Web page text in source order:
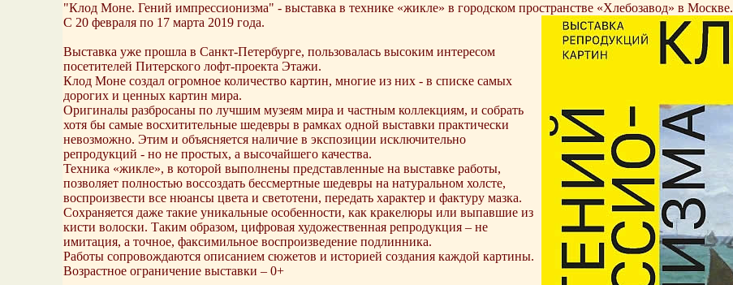
"Клод Моне. Гений импрессионизма" - выставка в технике «жикле» в городском пространстве «Хлебозавод» в Москве.
С 20 февраля по 17 марта 2019 года.
Выставка уже прошла в Санкт-Петербурге, пользовалась высоким интересом
посетителей Питерского лофт-проекта Этажи.
Клод Моне создал огромное количество картин, многие из них - в списке самых
дорогих и ценных картин мира.
Оригиналы разбросаны по лучшим музеям мира и частным коллекциям, и собрать
хотя бы самые восхитительные шедевры в рамках одной выставки практически
невозможно. Этим и объясняется наличие в экспозиции исключительно
репродукций - но не простых, а высочайшего качества.
Техника «жикле», в которой выполнены представленные на выставке работы,
позволяет полностью воссоздать бессмертные шедевры на натуральном холсте,
воспроизвести все нюансы цвета и светотени, передать характер и фактуру мазка.
Сохраняется даже такие уникальные особенности, как кракелюры или выпавшие из
кисти волоски. Таким образом, цифровая художественная репродукция – не
имитация, а точное, факсимильное воспроизведение подлинника.
Работы сопровождаются описанием сюжетов и историей создания каждой картины.
Возрастное ограничение выставки – 0+